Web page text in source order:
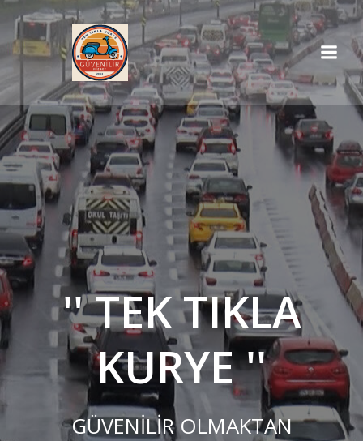
İçeriğe
geç
'' TEK TIKLA
KURYE ''
GÜVENİLİR OLMAKTAN